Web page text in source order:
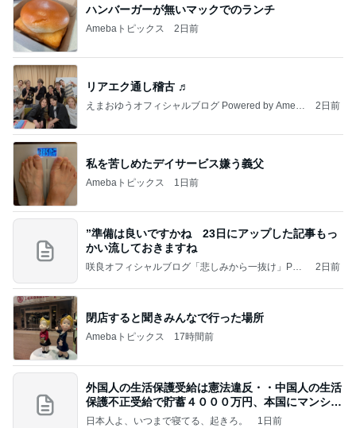
ハンバーガーが無いマックでのランチ
Amebaトピックス 2日前
リアエク通し稽古 ♬
えまおゆうオフィシャルブログ Powered by Ameb
2日前
私を苦しめたデイサービス嫌う義父
Amebaトピックス 1日前
”準備は良いですかね 23日にアップした記事もっ
かい流しておきますね
咲良オフィシャルブログ「悲しみから一抜け」Pow
2日前
閉店すると聞きみんなで行った場所
Amebaトピックス 17時間前
外国人の生活保護受給は憲法違反・・中国人の生活
保護不正受給で貯蓄４０００万円、本国にマンショ
ンを
日本人よ、いつまで寝てる、起きろ。 1日前